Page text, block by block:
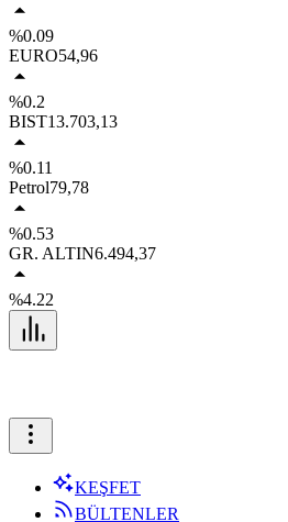
%0.09
EURO54,96
%0.2
BIST13.703,13
%0.11
Petrol79,78
%0.53
GR. ALTIN6.494,37
%4.22
KEŞFET
BÜLTENLER